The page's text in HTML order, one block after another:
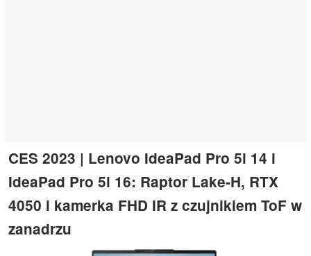
CES 2023 | Lenovo IdeaPad Pro 5i 14 i
IdeaPad Pro 5i 16: Raptor Lake-H, RTX
4050 i kamerka FHD IR z czujnikiem ToF w
zanadrzu